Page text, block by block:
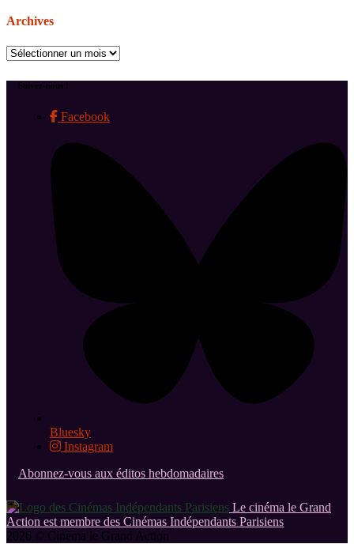
Archives
Archives
Suivez-nous !
Facebook
Bluesky
Instagram
Abonnez-vous aux éditos hebdomadaires
Le cinéma le Grand
Action est membre des Cinémas Indépendants Parisiens
2026 © Cinéma le Grand Action